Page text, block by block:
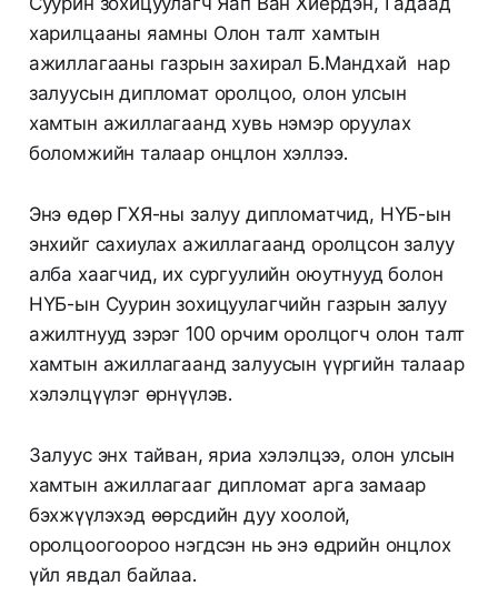
харилцааны яамны Олон талт хамтын
ажиллагааны газрын захирал Б.Мандхай нар
залуусын дипломат оролцоо, олон улсын
хамтын ажиллагаанд хувь нэмэр оруулах
боломжийн талаар онцлон хэллээ.
Энэ өдөр ГХЯ-ны залуу дипломатчид, НҮБ-ын
энхийг сахиулах ажиллагаанд оролцсон залуу
алба хаагчид, их сургуулийн оюутнууд болон
НҮБ-ын Суурин зохицуулагчийн газрын залуу
ажилтнууд зэрэг 100 орчим оролцогч олон талт
хамтын ажиллагаанд залуусын үүргийн талаар
хэлэлцүүлэг өрнүүлэв.
Залуус энх тайван, яриа хэлэлцээ, олон улсын
хамтын ажиллагааг дипломат арга замаар
бэхжүүлэхэд өөрсдийн дуу хоолой,
оролцоогоороо нэгдсэн нь энэ өдрийн онцлох
үйл явдал байлаа.